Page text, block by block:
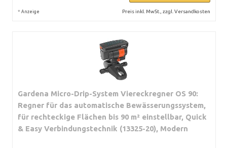
* Anzeige Preis inkl. MwSt., zzgl. Versandkosten
Gardena Micro-Drip-System Viereckregner OS 90:
Regner für das automatische Bewässerungssystem,
für rechteckige Flächen bis 90 m² einstellbar, Quick
& Easy Verbindungstechnik (13325-20), Modern